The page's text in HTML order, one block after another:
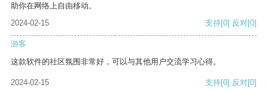
助你在网络上自由移动。
2024-02-15
支持[0] 反对[0]
游客
这款软件的社区氛围非常好，可以与其他用户交流学习心得。
2024-02-15 支持[0] 反对[0]